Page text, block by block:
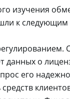
изучения
к следующим
данных о
его